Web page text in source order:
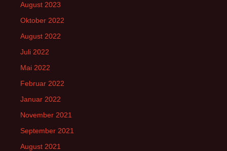
August 2023
Oktober 2022
August 2022
Juli 2022
Mai 2022
Februar 2022
Januar 2022
November 2021
September 2021
August 2021